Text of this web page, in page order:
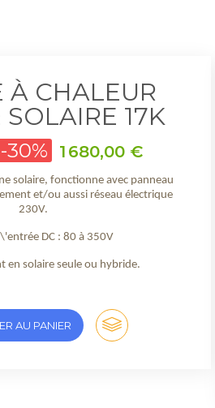
À CHALEUR
SOLAIRE 17K
-30% Prix
1 680,00 €
solaire, fonctionne avec panneau
et/ou aussi réseau électrique
230V.
DC : 80 à 350V
en solaire seule ou hybride.
AU PANIER